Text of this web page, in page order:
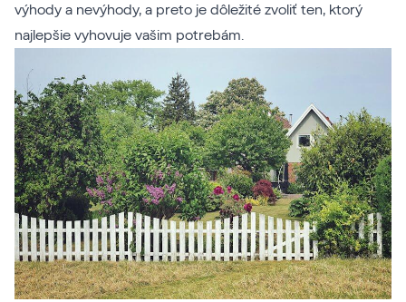
výhody a nevýhody, a preto je dôležité zvoliť ten, ktorý
najlepšie vyhovuje vašim potrebám.